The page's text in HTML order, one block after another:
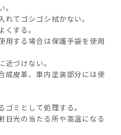
てゴシゴシ拭かない。
する。
する場合は保護手袋を使用
づけない。
皮革、車内塗装部分には使
ミとして処理する。
光の当たる所や高温になる